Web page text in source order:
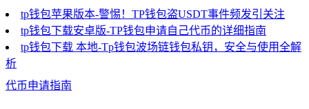
tp钱包苹果版本-警惕！TP钱包盗USDT事件频发引关注
tp钱包下载安卓版-TP钱包申请自己代币的详细指南
tp钱包下载 本地-Tp钱包波场链钱包私钥，安全与使用全解
析
代币申请指南